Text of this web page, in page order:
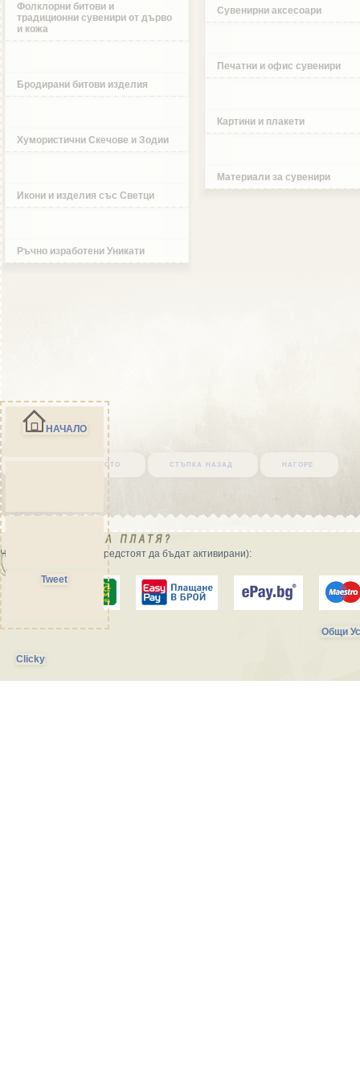
Фолклорни битови и
традиционни сувенири от дърво
и кожа
Бродирани битови изделия
Хумористични Скечове и Зодии
Икони и изделия със Светци
Ръчно изработени Уникати
Сувенирни аксесоари
Печатни и офис сувенири
Картини и плакети
Материали за сувенири
върни се в началото стъпка назад нагоре
Начини на плащане (предстоят да бъдат активирани):
Общи
Clicky
НАЧАЛО
Tweet